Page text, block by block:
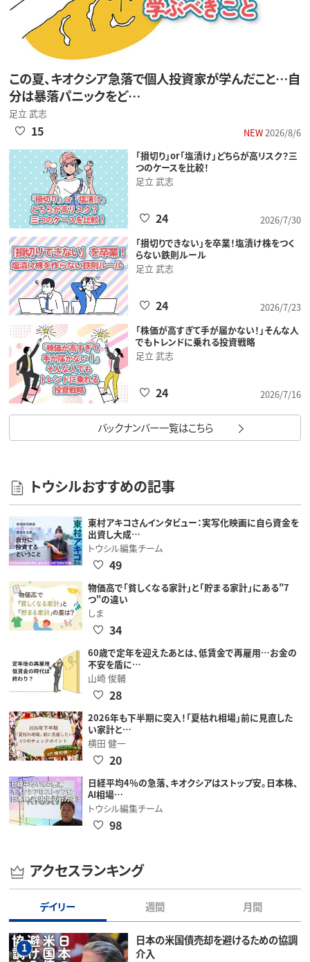
この夏、キオクシア急落で個人投資家が学んだこと…自
分は暴落パニックをど…
足立 武志
NEW2026/8/6
15
「損切り」or「塩漬け」どちらが高リスク？三
つのケースを比較！
足立 武志
2026/7/30
24
「損切りできない」を卒業！塩漬け株をつく
らない鉄則ルール
足立 武志
2026/7/23
24
「株価が高すぎて手が届かない！」そんな人
でもトレンドに乗れる投資戦略
足立 武志
2026/7/16
24
バックナンバー一覧はこちら
トウシルおすすめの記事
東村アキコさんインタビュー：実写化映画に自ら資金を
出資し大成…
トウシル編集チーム
49
物価高で「貧しくなる家計」と「貯まる家計」にある"7
つ"の違い
しま
34
60歳で定年を迎えたあとは、低賃金で再雇用…お金の
不安を盾に…
山崎 俊輔
28
2026年も下半期に突入！「夏枯れ相場」前に見直した
い家計と…
横田 健一
20
日経平均4％の急落、キオクシアはストップ安。日本株、
AI相場…
トウシル編集チーム
98
アクセスランキング
デイリー 週間 月間
1
日本の米国債売却を避けるための協調
介入